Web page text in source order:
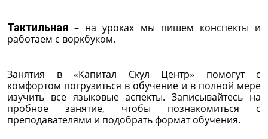
Тактильная – на уроках мы пишем конспекты и
работаем с воркбуком.
Занятия в «Капитал Скул Центр» помогут с
комфортом погрузиться в обучение и в полной мере
изучить все языковые аспекты. Записывайтесь на
пробное занятие, чтобы познакомиться с
преподавателями и подобрать формат обучения.